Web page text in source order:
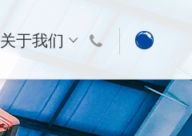
关于我们